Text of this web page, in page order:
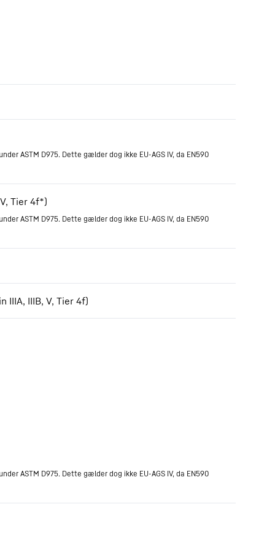
ASTM D975. Dette gælder dog ikke EU-AGS IV, da EN590
Tier 4f*)
ASTM D975. Dette gælder dog ikke EU-AGS IV, da EN590
IIIA, IIIB, V, Tier 4f)
ASTM D975. Dette gælder dog ikke EU-AGS IV, da EN590